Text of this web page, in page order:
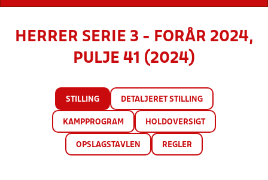
HERRER SERIE 3 - FORÅR 2024,
PULJE 41 (2024)
STILLING DETALJERET STILLING
KAMPPROGRAM HOLDOVERSIGT
OPSLAGSTAVLEN REGLER